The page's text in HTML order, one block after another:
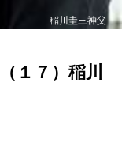
稲川圭三神父
１７）稲川